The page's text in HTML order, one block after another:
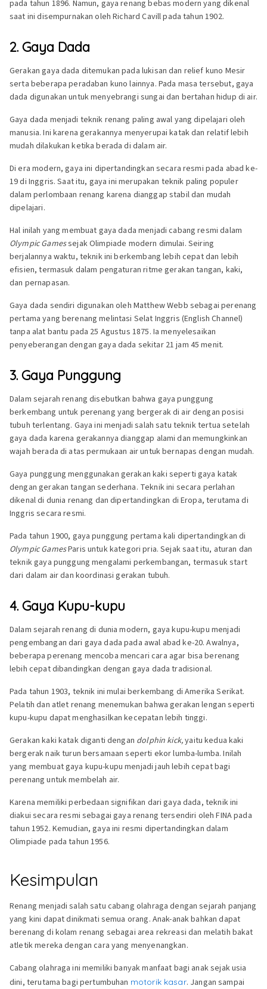
pada tahun 1896. Namun, gaya renang bebas modern yang dikenal
saat ini disempurnakan oleh Richard Cavill pada tahun 1902.
2. Gaya Dada
Gerakan gaya dada ditemukan pada lukisan dan relief kuno Mesir
serta beberapa peradaban kuno lainnya. Pada masa tersebut, gaya
dada digunakan untuk menyebrangi sungai dan bertahan hidup di air.
Gaya dada menjadi teknik renang paling awal yang dipelajari oleh
manusia. Ini karena gerakannya menyerupai katak dan relatif lebih
mudah dilakukan ketika berada di dalam air.
Di era modern, gaya ini dipertandingkan secara resmi pada abad ke-
19 di Inggris. Saat itu, gaya ini merupakan teknik paling populer
dalam perlombaan renang karena dianggap stabil dan mudah
dipelajari.
Hal inilah yang membuat gaya dada menjadi cabang resmi dalam
Olympic Gamessejak Olimpiade modern dimulai. Seiring
berjalannya waktu, teknik ini berkembang lebih cepat dan lebih
efisien, termasuk dalam pengaturan ritme gerakan tangan, kaki,
dan pernapasan.
Gaya dada sendiri digunakan oleh Matthew Webb sebagai perenang
pertama yang berenang melintasi Selat Inggris (English Channel)
tanpa alat bantu pada 25 Agustus 1875. Ia menyelesaikan
penyeberangan dengan gaya dada sekitar 21 jam 45 menit.
3. Gaya Punggung
Dalam sejarah renang disebutkan bahwa gaya punggung
berkembang untuk perenang yang bergerak di air dengan posisi
tubuh terlentang. Gaya ini menjadi salah satu teknik tertua setelah
gaya dada karena gerakannya dianggap alami dan memungkinkan
wajah berada di atas permukaan air untuk bernapas dengan mudah.
Gaya punggung menggunakan gerakan kaki seperti gaya katak
dengan gerakan tangan sederhana. Teknik ini secara perlahan
dikenal di dunia renang dan dipertandingkan di Eropa, terutama di
Inggris secara resmi.
Pada tahun 1900, gaya punggung pertama kali dipertandingkan di
Olympic GamesParis untuk kategori pria. Sejak saat itu, aturan dan
teknik gaya punggung mengalami perkembangan, termasuk start
dari dalam air dan koordinasi gerakan tubuh.
4. Gaya Kupu-kupu
Dalam sejarah renang di dunia modern, gaya kupu-kupu menjadi
pengembangan dari gaya dada pada awal abad ke-20. Awalnya,
beberapa perenang mencoba mencari cara agar bisa berenang
lebih cepat dibandingkan dengan gaya dada tradisional.
Pada tahun 1903, teknik ini mulai berkembang di Amerika Serikat.
Pelatih dan atlet renang menemukan bahwa gerakan lengan seperti
kupu-kupu dapat menghasilkan kecepatan lebih tinggi.
Gerakan kaki katak diganti dengan dolphin kick,yaitu kedua kaki
bergerak naik turun bersamaan seperti ekor lumba-lumba. Inilah
yang membuat gaya kupu-kupu menjadi jauh lebih cepat bagi
perenang untuk membelah air.
Karena memiliki perbedaan signifikan dari gaya dada, teknik ini
diakui secara resmi sebagai gaya renang tersendiri oleh FINA pada
tahun 1952. Kemudian, gaya ini resmi dipertandingkan dalam
Olimpiade pada tahun 1956.
Kesimpulan
Renang menjadi salah satu cabang olahraga dengan sejarah panjang
yang kini dapat dinikmati semua orang. Anak-anak bahkan dapat
berenang di kolam renang sebagai area rekreasi dan melatih bakat
atletik mereka dengan cara yang menyenangkan.
Cabang olahraga ini memiliki banyak manfaat bagi anak sejak usia
dini, terutama bagi pertumbuhan motorik kasar. Jangan sampai